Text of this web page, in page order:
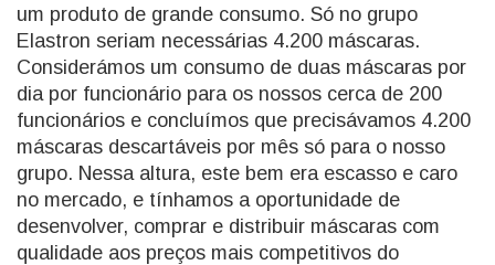
um produto de grande consumo. Só no grupo
Elastron seriam necessárias 4.200 máscaras.
Considerámos um consumo de duas máscaras por
dia por funcionário para os nossos cerca de 200
funcionários e concluímos que precisávamos 4.200
máscaras descartáveis por mês só para o nosso
grupo. Nessa altura, este bem era escasso e caro
no mercado, e tínhamos a oportunidade de
desenvolver, comprar e distribuir máscaras com
qualidade aos preços mais competitivos do